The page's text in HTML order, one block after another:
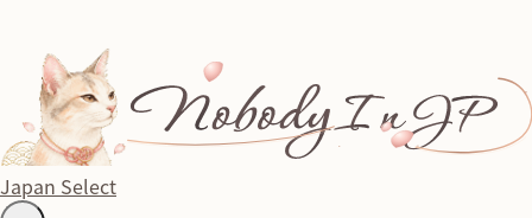
Japan Select